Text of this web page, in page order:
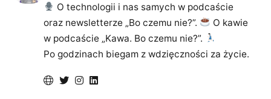
O technologii i nas samych w podcaście
oraz newsletterze „Bo czemu nie?”.
O kawie
w podcaście „Kawa. Bo czemu nie?”.
Po godzinach biegam z wdzięczności za życie.